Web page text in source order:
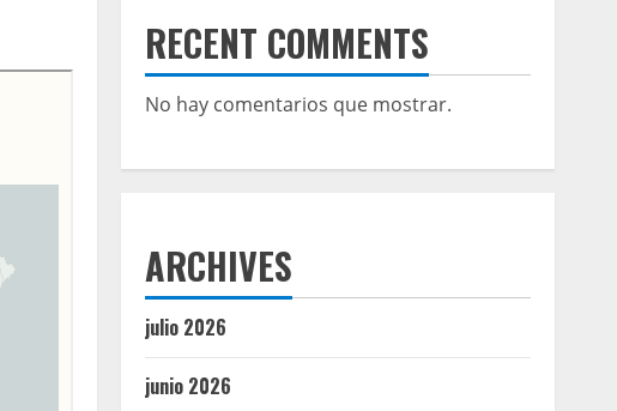
RECENT COMMENTS
No hay comentarios que mostrar.
ARCHIVES
julio 2026
junio 2026